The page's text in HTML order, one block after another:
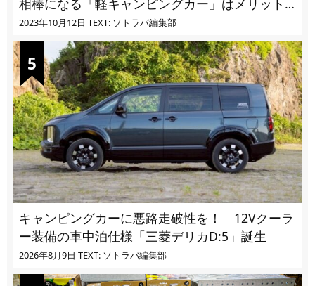
相棒になる「軽キャンピングカー」はメリット
ばかり
2023年10月12日 TEXT: ソトラバ編集部
キャンピングカーに悪路走破性を！ 12Vクーラ
ー装備の車中泊仕様「三菱デリカD:5」誕生
2026年8月9日 TEXT: ソトラバ編集部